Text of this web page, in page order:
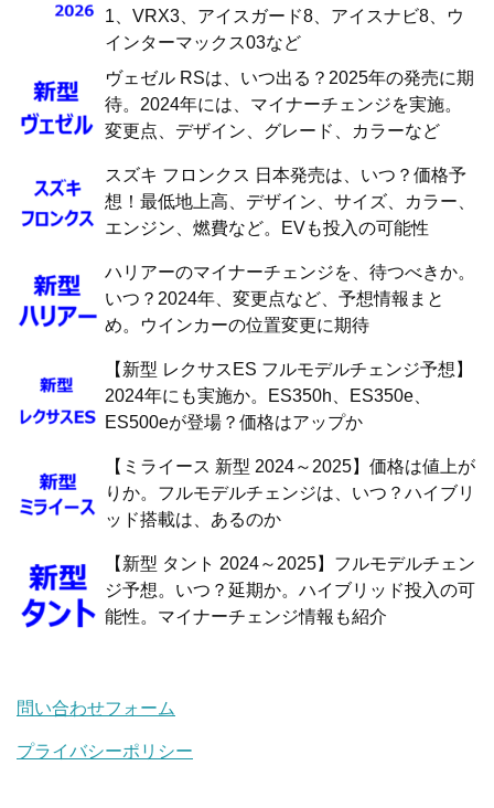
1、VRX3、アイスガード8、アイスナビ8、ウ
インターマックス03など
ヴェゼル RSは、いつ出る？2025年の発売に期
待。2024年には、マイナーチェンジを実施。
変更点、デザイン、グレード、カラーなど
スズキ フロンクス 日本発売は、いつ？価格予
想！最低地上高、デザイン、サイズ、カラー、
エンジン、燃費など。EVも投入の可能性
ハリアーのマイナーチェンジを、待つべきか。
いつ？2024年、変更点など、予想情報まと
め。ウインカーの位置変更に期待
【新型 レクサスES フルモデルチェンジ予想】
2024年にも実施か。ES350h、ES350e、
ES500eが登場？価格はアップか
【ミライース 新型 2024～2025】価格は値上が
りか。フルモデルチェンジは、いつ？ハイブリ
ッド搭載は、あるのか
【新型 タント 2024～2025】フルモデルチェン
ジ予想。いつ？延期か。ハイブリッド投入の可
能性。マイナーチェンジ情報も紹介
問い合わせフォーム
プライバシーポリシー